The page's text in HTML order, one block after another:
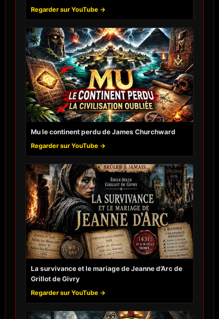
Regarder sur YouTube →
Mu le continent perdu de James Churchward
Regarder sur YouTube →
La survivance et le mariage de Jeanne d’Arc de
Grillot de Givry
Regarder sur YouTube →